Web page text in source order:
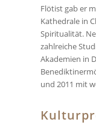
Flötist gab er
Kathedrale in
Spiritualität.
zahlreiche
Akademien in
und 2011 mit